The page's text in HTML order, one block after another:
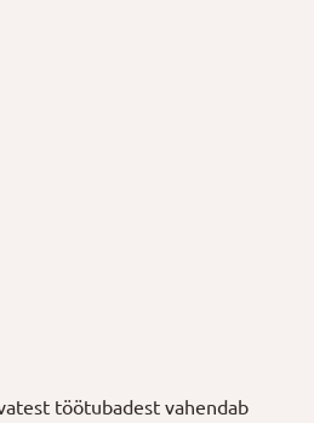
töötubadest vahendab